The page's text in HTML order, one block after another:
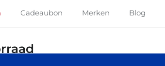
Cadeaubon Merken Blog